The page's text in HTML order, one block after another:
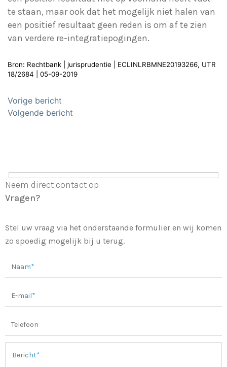
te staan, maar ook dat het mogelijk niet halen van
een positief resultaat geen reden is om af te zien
van verdere re-integratiepogingen.
Bron: Rechtbank | jurisprudentie | ECLINLRBMNE20193266, UTR
18/2684 | 05-09-2019
Bericht
navigatie
Vorige bericht
Volgende bericht
Neem direct contact op
Vragen?
Stel uw vraag via het onderstaande formulier en wij komen
zo spoedig mogelijk bij u terug.